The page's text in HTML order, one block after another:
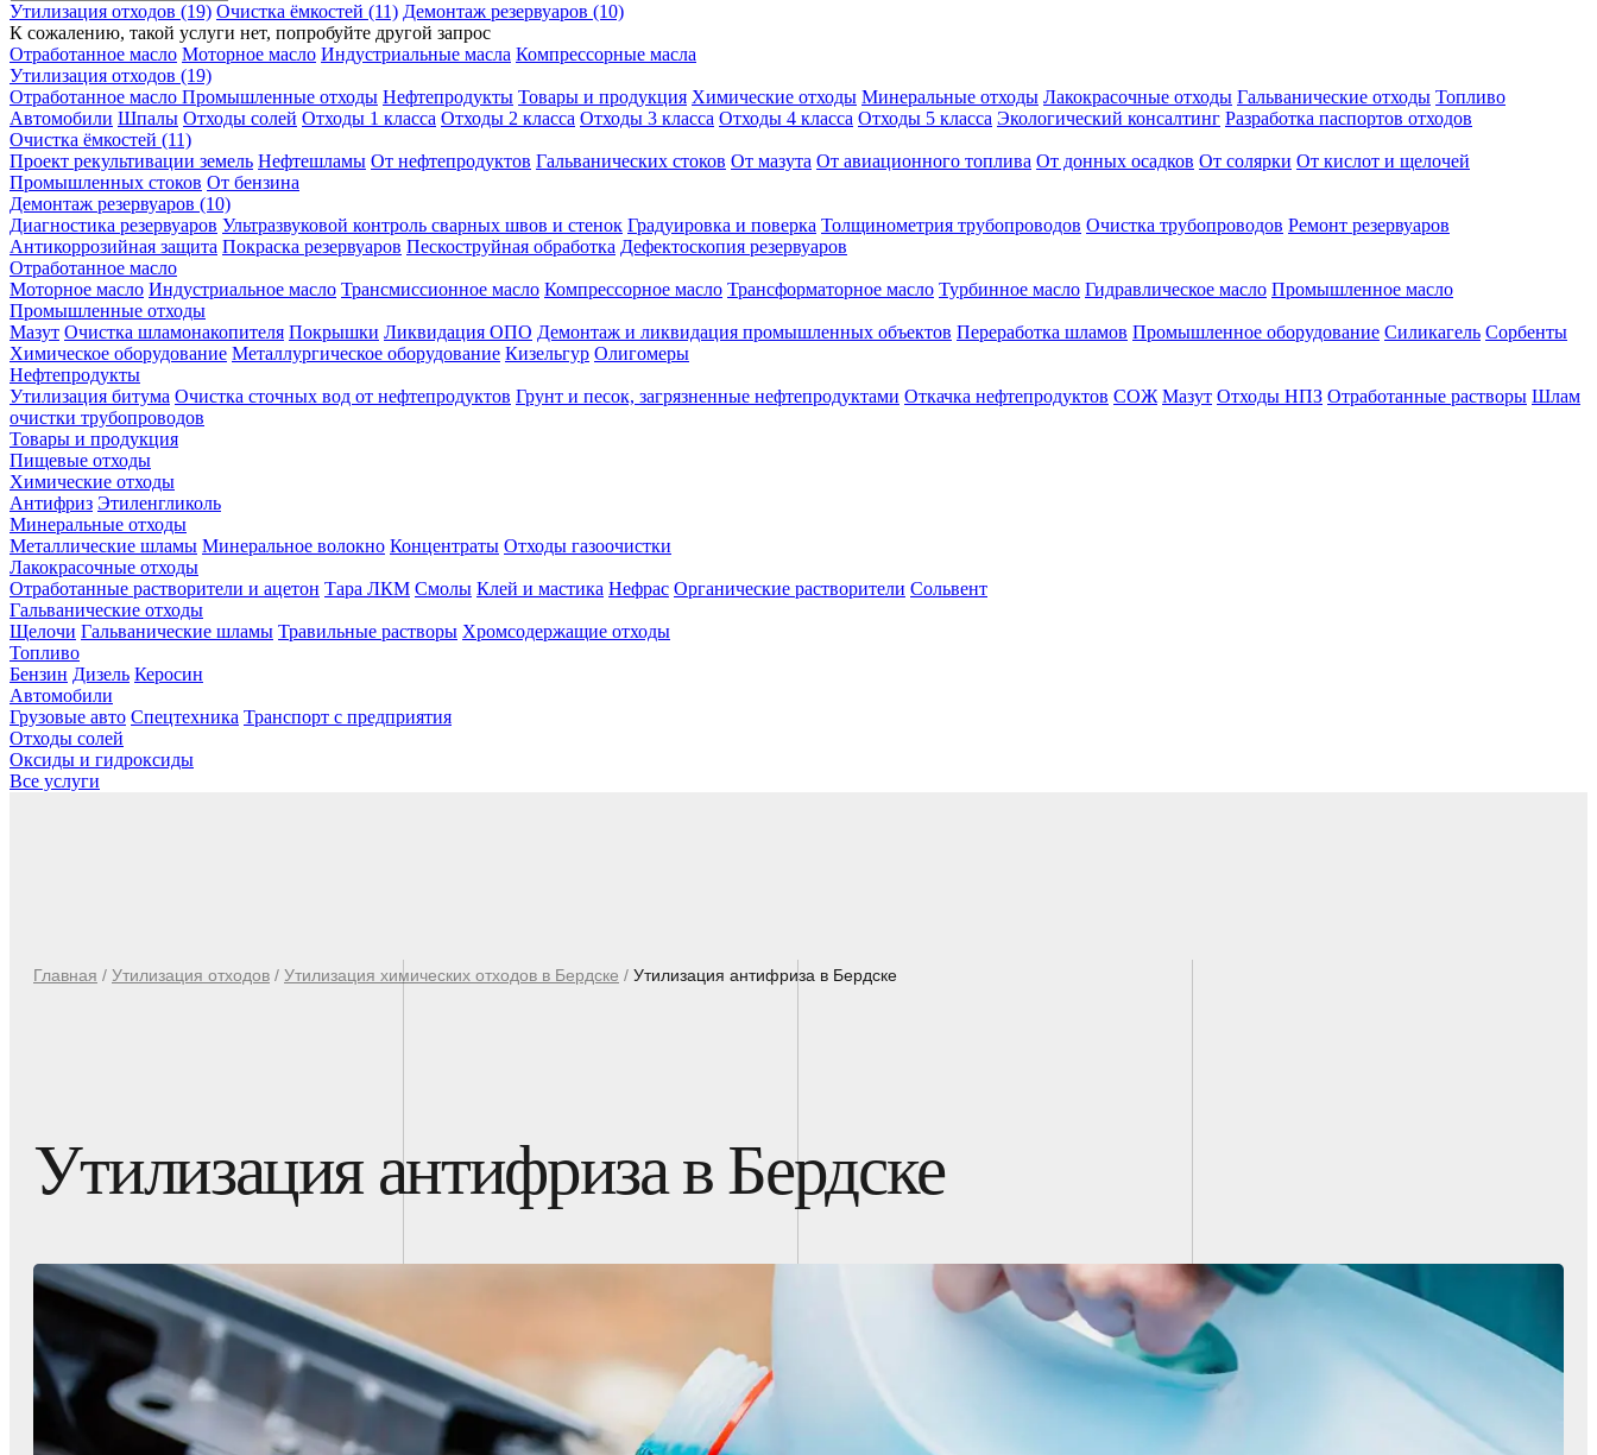
Утилизация отходов (19) Очистка ёмкостей (11) Демонтаж резервуаров (10)
К сожалению, такой услуги нет, попробуйте другой запрос
Отработанное масло Моторное масло Индустриальные масла Компрессорные масла
Утилизация отходов (19)
Отработанное масло Промышленные отходы Нефтепродукты Товары и продукция Химические отходы Минеральные отходы Лакокрасочные отходы Гальванические отходы Топливо
Автомобили Шпалы Отходы солей Отходы 1 класса Отходы 2 класса Отходы 3 класса Отходы 4 класса Отходы 5 класса Экологический консалтинг Разработка паспортов отходов
Очистка ёмкостей (11)
Проект рекультивации земель Нефтешламы От нефтепродуктов Гальванических стоков От мазута От авиационного топлива От донных осадков От солярки От кислот и щелочей
Промышленных стоков От бензина
Демонтаж резервуаров (10)
Диагностика резервуаров Ультразвуковой контроль сварных швов и стенок Градуировка и поверка Толщинометрия трубопроводов Очистка трубопроводов Ремонт резервуаров
Антикоррозийная защита Покраска резервуаров Пескоструйная обработка Дефектоскопия резервуаров
Отработанное масло
Моторное масло Индустриальное масло Трансмиссионное масло Компрессорное масло Трансформаторное масло Турбинное масло Гидравлическое масло Промышленное масло
Промышленные отходы
Мазут Очистка шламонакопителя Покрышки Ликвидация ОПО Демонтаж и ликвидация промышленных объектов Переработка шламов Промышленное оборудование Силикагель Сорбенты
Химическое оборудование Металлургическое оборудование Кизельгур Олигомеры
Нефтепродукты
Утилизация битума Очистка сточных вод от нефтепродуктов Грунт и песок, загрязненные нефтепродуктами Откачка нефтепродуктов СОЖ Мазут Отходы НПЗ Отработанные растворы Шлам
очистки трубопроводов
Товары и продукция
Пищевые отходы
Химические отходы
Антифриз Этиленгликоль
Минеральные отходы
Металлические шламы Минеральное волокно Концентраты Отходы газоочистки
Лакокрасочные отходы
Отработанные растворители и ацетон Тара ЛКМ Смолы Клей и мастика Нефрас Органические растворители Сольвент
Гальванические отходы
Щелочи Гальванические шламы Травильные растворы Хромсодержащие отходы
Топливо
Бензин Дизель Керосин
Автомобили
Грузовые авто Спецтехника Транспорт с предприятия
Отходы солей
Оксиды и гидроксиды
Все услуги
Главная / Утилизация отходов / Утилизация химических отходов в Бердске / Утилизация антифриза в Бердске
Утилизация антифриза в Бердске